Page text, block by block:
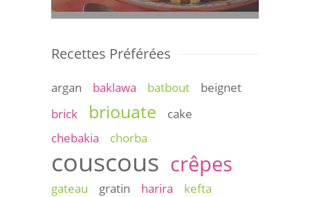
Recettes Préférées
argan baklawa batbout
beignet
brick
briouate
cake
chebakia
chorba
couscous crêpes
gateau gratin harira
kefta